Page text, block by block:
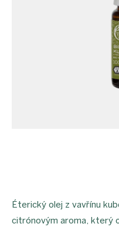
Éterický olej z vavřínu
citrónovým aroma, který